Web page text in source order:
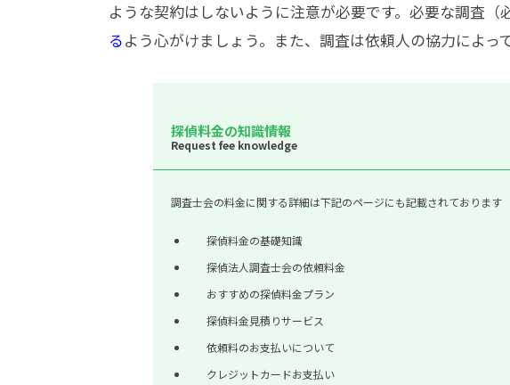
ような契約はしないように注意が必要です。必要な調査（
るよう心がけましょう。また、調査は依頼人の協力によっ
探偵料金の知識情報
Request fee knowledge
調査士会の料金に関する詳細は下記のページにも記載されております
探偵料金の基礎知識
探偵法人調査士会の依頼料金
おすすめの探偵料金プラン
探偵料金見積りサービス
依頼料のお支払いについて
クレジットカードお支払い